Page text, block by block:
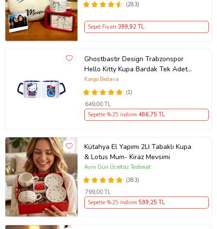
(283)
Sepet Fiyatı 399,92 TL
Ghostbastır Design Trabzonspor
Hello Kitty Kupa Bardak Tek Adet
089
(1)
Kargo Bedava
649,00 TL
Sepette %25 İndirim 486,75 TL
Kütahya El Yapımı 2LI Tabaklı Kupa
& Lotus Mum- Kiraz Mevsimi
(383)
Aynı Gün Ücretsiz Teslimat
799,00 TL
Sepette %25 İndirim 599,25 TL